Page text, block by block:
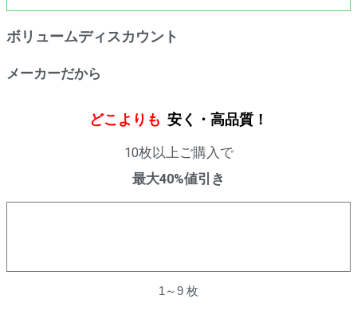
ボリュームディスカウント
メーカーだから
どこよりも 安く・高品質！
10枚以上ご購入で
最大40%値引き
1～9 枚